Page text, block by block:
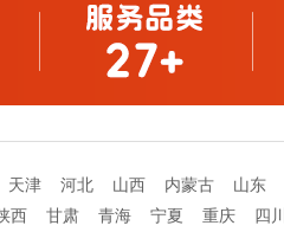
天津 河北 山西 内蒙古 山东
西 甘肃 青海 宁夏 重庆 四川